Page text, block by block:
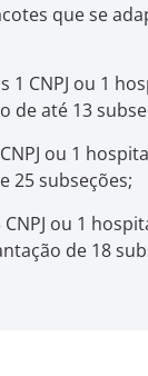
que se
1 CNPJ ou 1
de até 13
ou 1
25 subseções;
CNPJ ou 1
de 18